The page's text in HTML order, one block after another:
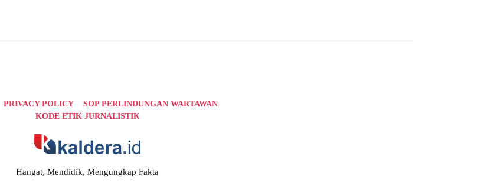
PRIVACY POLICY
SOP PERLINDUNGAN WARTAWAN
KODE ETIK JURNALISTIK
Hangat, Mendidik, Mengungkap Fakta